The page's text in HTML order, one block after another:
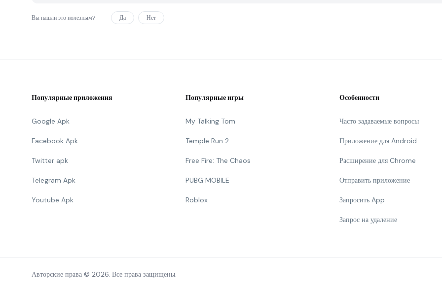
Вы нашли это полезным? Да Нет
Популярные приложения
Google Apk
Facebook Apk
Twitter apk
Telegram Apk
Youtube Apk
Популярные игры
My Talking Tom
Temple Run 2
Free Fire: The Chaos
PUBG MOBILE
Roblox
Особенности
Часто задаваемые вопросы
Приложение для Android
Расширение для Chrome
Отправить приложение
Запросить App
Запрос на удаление
Авторские права © 2026. Все права защищены.